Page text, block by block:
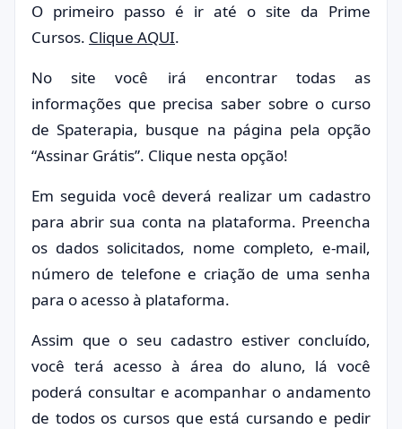
O primeiro passo é ir até o site da Prime
Cursos. Clique AQUI.
No site você irá encontrar todas as
informações que precisa saber sobre o curso
de Spaterapia, busque na página pela opção
“Assinar Grátis”. Clique nesta opção!
Em seguida você deverá realizar um cadastro
para abrir sua conta na plataforma. Preencha
os dados solicitados, nome completo, e-mail,
número de telefone e criação de uma senha
para o acesso à plataforma.
Assim que o seu cadastro estiver concluído,
você terá acesso à área do aluno, lá você
poderá consultar e acompanhar o andamento
de todos os cursos que está cursando e pedir